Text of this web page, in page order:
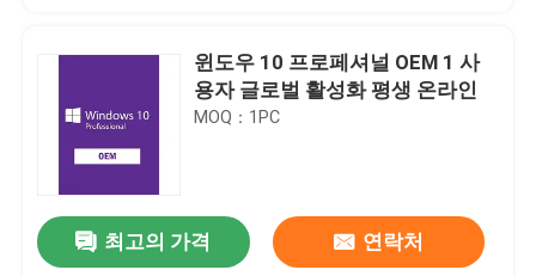
윈도우 10 프로페셔널 OEM 1 사
용자 글로벌 활성화 평생 온라인
MOQ：1PC
최고의 가격 연락처